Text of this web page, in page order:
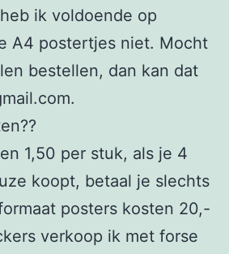
ik voldoende op
A4 postertjes niet. Mocht
bestellen, dan kan dat
1,50 per stuk, als je 4
koopt, betaal je slechts
posters kosten 20,-
verkoop ik met forse